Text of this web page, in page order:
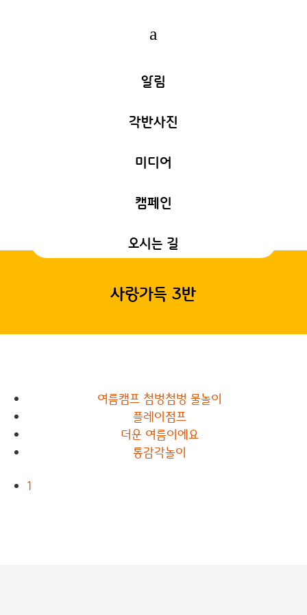
a
알림
각반사진
미디어
캠페인
오시는 길
사랑가득 3반
여름캠프 첨벙첨벙 물놀이
플레이점프
더운 여름이에요
통감각놀이
1